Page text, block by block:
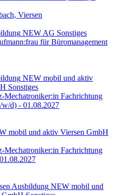
Viersen
NEW AG Sonstiges
für Büromanagement
NEW mobil und aktiv
Sonstiges
Mechatroniker:in Fachrichtung
d) - 01.08.2027
mobil und aktiv Viersen GmbH
Mechatroniker:in Fachrichtung
Ausbildung NEW mobil und